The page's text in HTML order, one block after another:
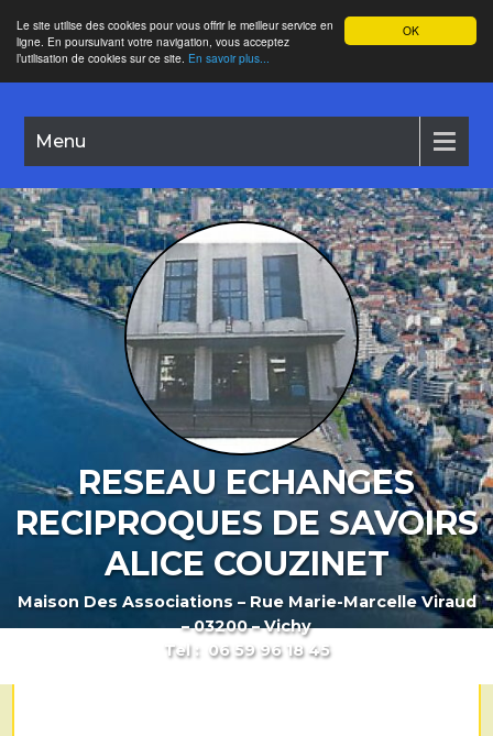
OK
Le site utilise des cookies pour vous offrir le meilleur service en
ligne. En poursuivant votre navigation, vous acceptez
l’utilisation de cookies sur ce site. En savoir plus...
Menu
RESEAU ECHANGES
RECIPROQUES DE SAVOIRS
ALICE COUZINET
Maison Des Associations – Rue Marie-Marcelle Viraud
– 03200 – Vichy
Tel : 06 59 96 18 45